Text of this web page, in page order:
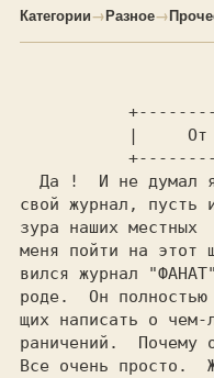
Категории→Разное→
  Да !
И не думал
свой журнал, пусть
зура наших местных
меня пойти на этот
вился журнал
"ФАНАТ"
роде.  Он
щих написать о
раничений.  Почему
Все очень просто.